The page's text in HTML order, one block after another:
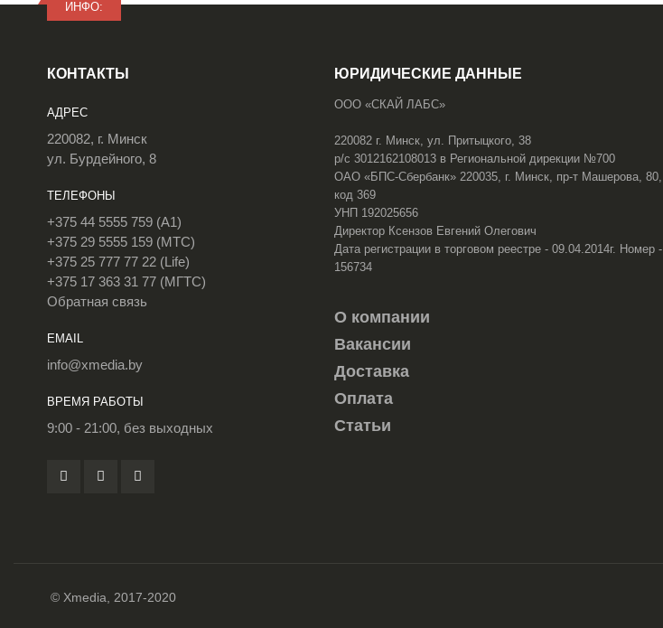
ИНФО:
КОНТАКТЫ
АДРЕС
220082, г. Минск
ул. Бурдейного, 8
ТЕЛЕФОНЫ
+375 44 5555 759 (A1)
+375 29 5555 159 (МТС)
+375 25 777 77 22 (Life)
+375 17 363 31 77 (МГТС)
Обратная связь
EMAIL
info@xmedia.by
ВРЕМЯ РАБОТЫ
9:00 - 21:00, без выходных
ЮРИДИЧЕСКИЕ ДАННЫЕ
ООО «СКАЙ ЛАБС»
220082 г. Минск, ул. Притыцкого, 38
р/с 3012162108013 в Региональной дирекции №700
ОАО «БПС-Сбербанк» 220035, г. Минск, пр-т Машерова, 80,
код 369
УНП 192025656
Директор Ксензов Евгений Олегович
Дата регистрации в торговом реестре - 09.04.2014г. Номер -
156734
О компании
Вакансии
Доставка
Оплата
Статьи
© Xmedia, 2017-2020